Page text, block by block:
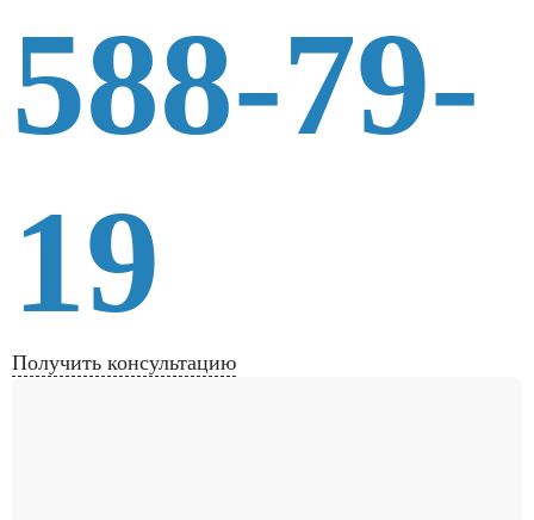
588-79-
19
Получить консультацию